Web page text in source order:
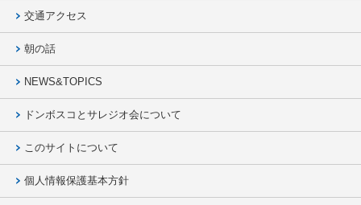
交通アクセス
朝の話
NEWS&TOPICS
ドンボスコとサレジオ会について
このサイトについて
個人情報保護基本方針